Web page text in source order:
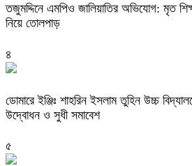
তজুমদ্দিনে এমপিও জালিয়াতির অভিযোগ: মৃত
নিয়ে তোলপাড়
৪
ডোমারে ইঞ্জিঃ শাহরিন ইসলাম তুহিন উচ্চ
উদ্বোধন ও সুধী সমাবেশ
৫